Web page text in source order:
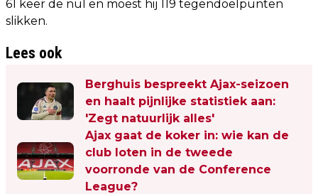
61 keer de nul en moest hij 119 tegendoelpunten
slikken.
Lees ook
Berghuis bespreekt Ajax-seizoen
en haalt pijnlijke statistiek aan:
'Zegt natuurlijk alles'
Ajax gaat de koker in: wie kan de
club loten in de tweede
voorronde van de Conference
League?